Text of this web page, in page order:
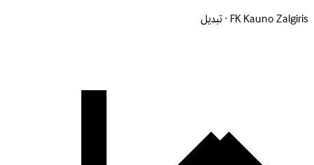
FK Kauno Zalgiris · تبديل